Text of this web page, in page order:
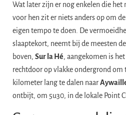
Wat later zijn er nog enkelen die
voor hen zit er niets anders op om
eigen tempo te doen. De
slaaptekort, neemt bij de meesten
boven, Sur la Hé, aangekomen is
rechtdoor op vlakke ondergrond om
kilometer lang te dalen naar
ontbijt, om 5u30, in de lokale Point